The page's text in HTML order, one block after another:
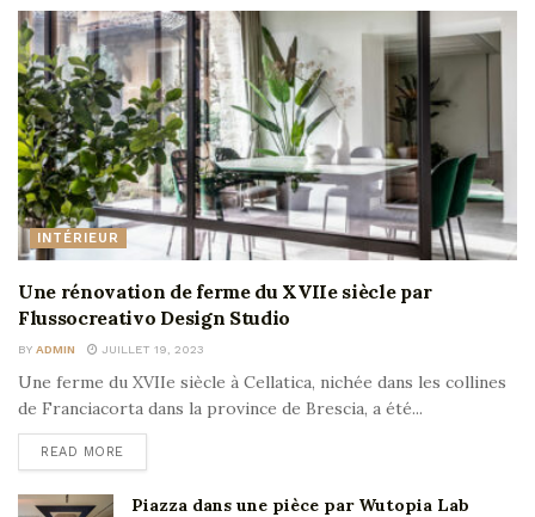
INTÉRIEUR
Une rénovation de ferme du XVIIe siècle par
Flussocreativo Design Studio
BY ADMIN JUILLET 19, 2023
Une ferme du XVIIe siècle à Cellatica, nichée dans les collines
de Franciacorta dans la province de Brescia, a été...
READ MORE
Piazza dans une pièce par Wutopia Lab